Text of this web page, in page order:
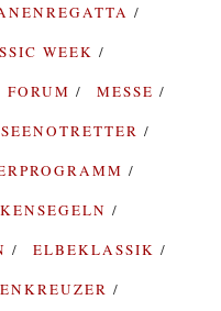
WEEK
FORUM
MESSE
SEENOTRETTER
ELBEKLASSIK